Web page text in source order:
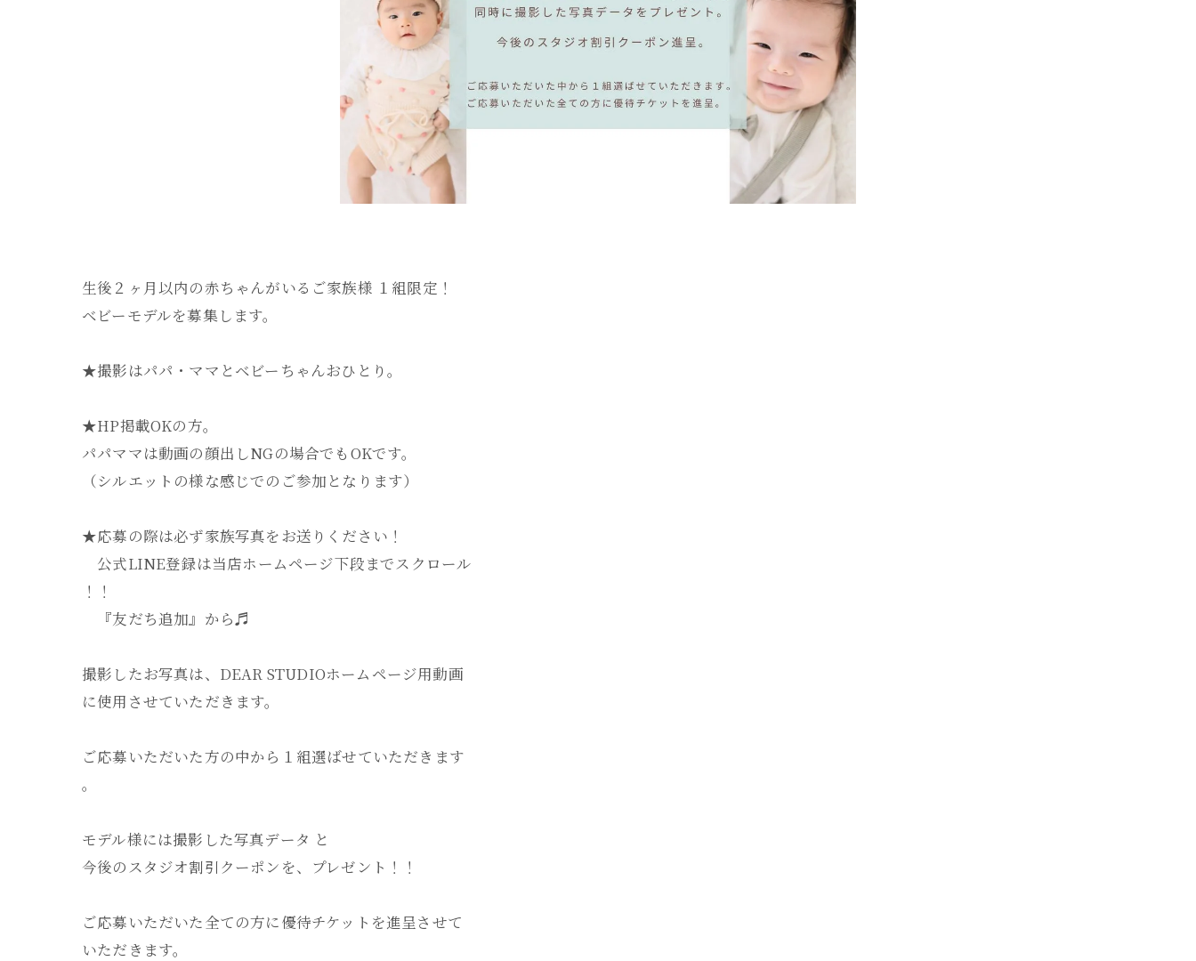
生後２ヶ月以内の赤ちゃんがいるご家族様 １組限定！
ベビーモデルを募集します。
★撮影はパパ・ママとベビーちゃんおひとり。
★HP掲載OKの方。
パパママは動画の顔出しNGの場合でもOKです。
（シルエットの様な感じでのご参加となります）
★応募の際は必ず家族写真をお送りください！
公式LINE登録は当店ホームページ下段までスクロール
！！
『友だち追加』から♬
撮影したお写真は、DEAR STUDIOホームページ用動画
に使用させていただきます。
ご応募いただいた方の中から１組選ばせていただきます
。
モデル様には撮影した写真データ と
今後のスタジオ割引クーポンを、プレゼント！！
ご応募いただいた全ての方に優待チケットを進呈させて
いただきます。